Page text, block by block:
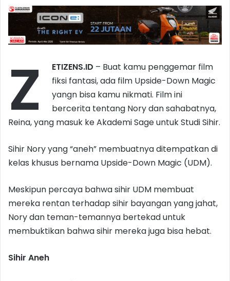
Z ETIZENS.ID – Buat kamu penggemar film
fiksi fantasi, ada film Upside-Down Magic
yangn bisa kamu nikmati. Film ini
bercerita tentang Nory dan sahabatnya,
Reina, yang masuk ke Akademi Sage untuk Studi Sihir.
Sihir Nory yang “aneh” membuatnya ditempatkan di
kelas khusus bernama Upside-Down Magic (UDM).
Meskipun percaya bahwa sihir UDM membuat
mereka rentan terhadap sihir bayangan yang jahat,
Nory dan teman-temannya bertekad untuk
membuktikan bahwa sihir mereka juga bisa hebat.
Sihir Aneh